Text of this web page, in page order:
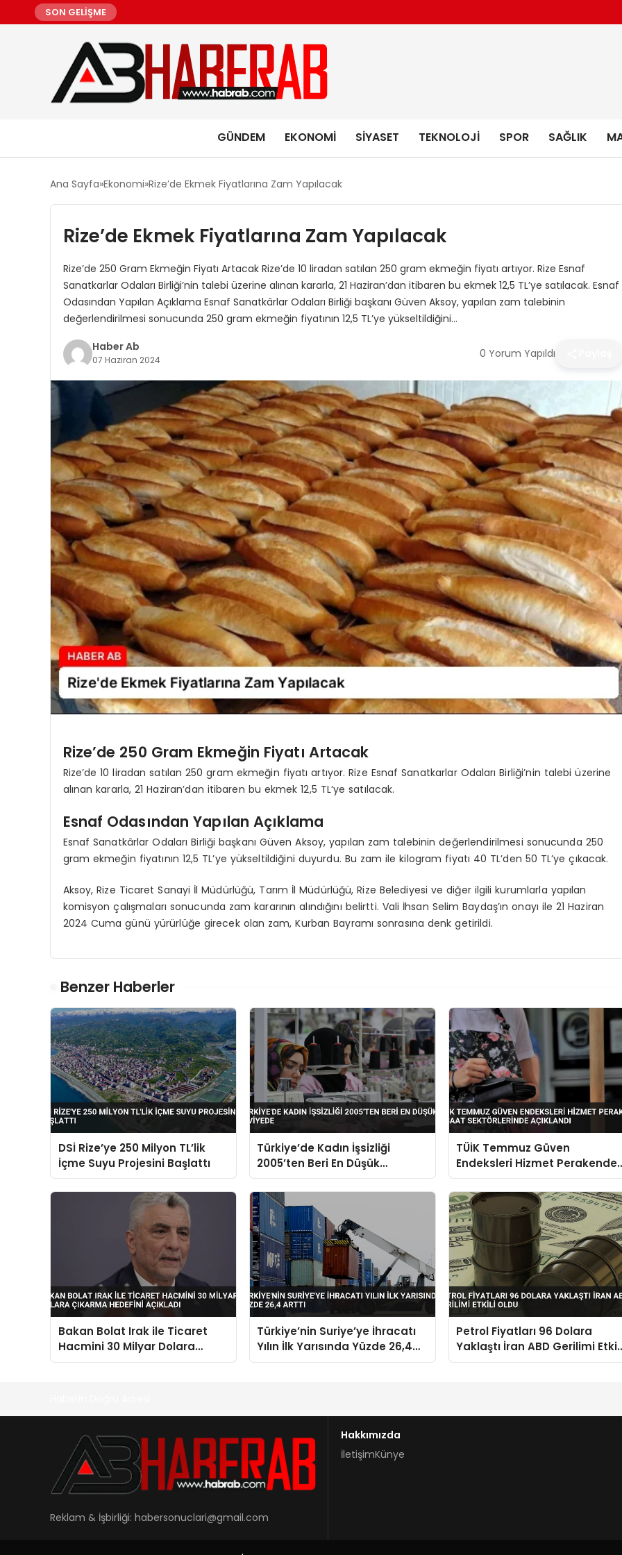
SON GELİŞME
GÜNDEM EKONOMI SIYASET TEKNOLOJI SPOR SAĞLIK
Ana Sayfa Ekonomi Rize’de Ekmek Fiyatlarına Zam Yapılacak
Rize’de Ekmek Fiyatlarına Zam Yapılacak
Rize’de 250 Gram Ekmeğin Fiyatı Artacak Rize’de 10 liradan satılan 250 gram ekmeğin fiyatı artıyor. Rize Esnaf
Sanatkarlar Odaları Birliği’nin talebi üzerine alınan kararla, 21 Haziran’dan itibaren bu ekmek 12,5 TL’ye satılacak. Esnaf
Odasından Yapılan Açıklama Esnaf Sanatkârlar Odaları Birliği başkanı Güven Aksoy, yapılan zam talebinin
değerlendirilmesi sonucunda 250 gram ekmeğin fiyatının 12,5 TL’ye yükseltildiğini…
Haber Ab
07 Haziran 2024 0 Yorum Yapıldı
Rize’de 250 Gram Ekmeğin Fiyatı Artacak
Rize’de 10 liradan satılan 250 gram ekmeğin fiyatı artıyor. Rize Esnaf Sanatkarlar Odaları Birliği’nin talebi üzerine
alınan kararla, 21 Haziran’dan itibaren bu ekmek 12,5 TL’ye satılacak.
Esnaf Odasından Yapılan Açıklama
Esnaf Sanatkârlar Odaları Birliği başkanı Güven Aksoy, yapılan zam talebinin değerlendirilmesi sonucunda 250
gram ekmeğin fiyatının 12,5 TL’ye yükseltildiğini duyurdu. Bu zam ile kilogram fiyatı 40 TL’den 50 TL’ye çıkacak.
Aksoy, Rize Ticaret Sanayi İl Müdürlüğü, Tarım İl Müdürlüğü, Rize Belediyesi ve diğer ilgili kurumlarla yapılan
komisyon çalışmaları sonucunda zam kararının alındığını belirtti. Vali İhsan Selim Baydaş’ın onayı ile 21 Haziran
2024 Cuma günü yürürlüğe girecek olan zam, Kurban Bayramı sonrasına denk getirildi.
Benzer Haberler
DSİ Rize’ye 250 Milyon TL’lik
İçme Suyu Projesini Başlattı
Türkiye’de Kadın İşsizliği
2005’ten Beri En Düşük
Seviyede
TÜİK Temmuz Güven
Endeksleri Hizmet Perakende
İnşaat Sektörlerinde Açıklandı
Bakan Bolat Irak ile Ticaret
Hacmini 30 Milyar Dolara
Çıkarma Hedefini Açıkladı
Türkiye’nin Suriye’ye İhracatı
Yılın İlk Yarısında Yüzde 26,4
Arttı
Petrol Fiyatları 96 Dolara
Yaklaştı İran ABD Gerilimi
Oldu
Reklam & İşbirliği: habersonuclari@gmail.com
Hakkımızda
İletişimKünye